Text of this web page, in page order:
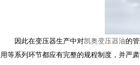
因此在变压器生产中对凯奥变压器油的
用等系列环节都应有完整的规程制度，并严